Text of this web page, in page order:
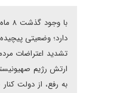
با
دارد؛ وضعیتی
تشدید اعتراضات
ارتش رژیم
به رفع، از دولت